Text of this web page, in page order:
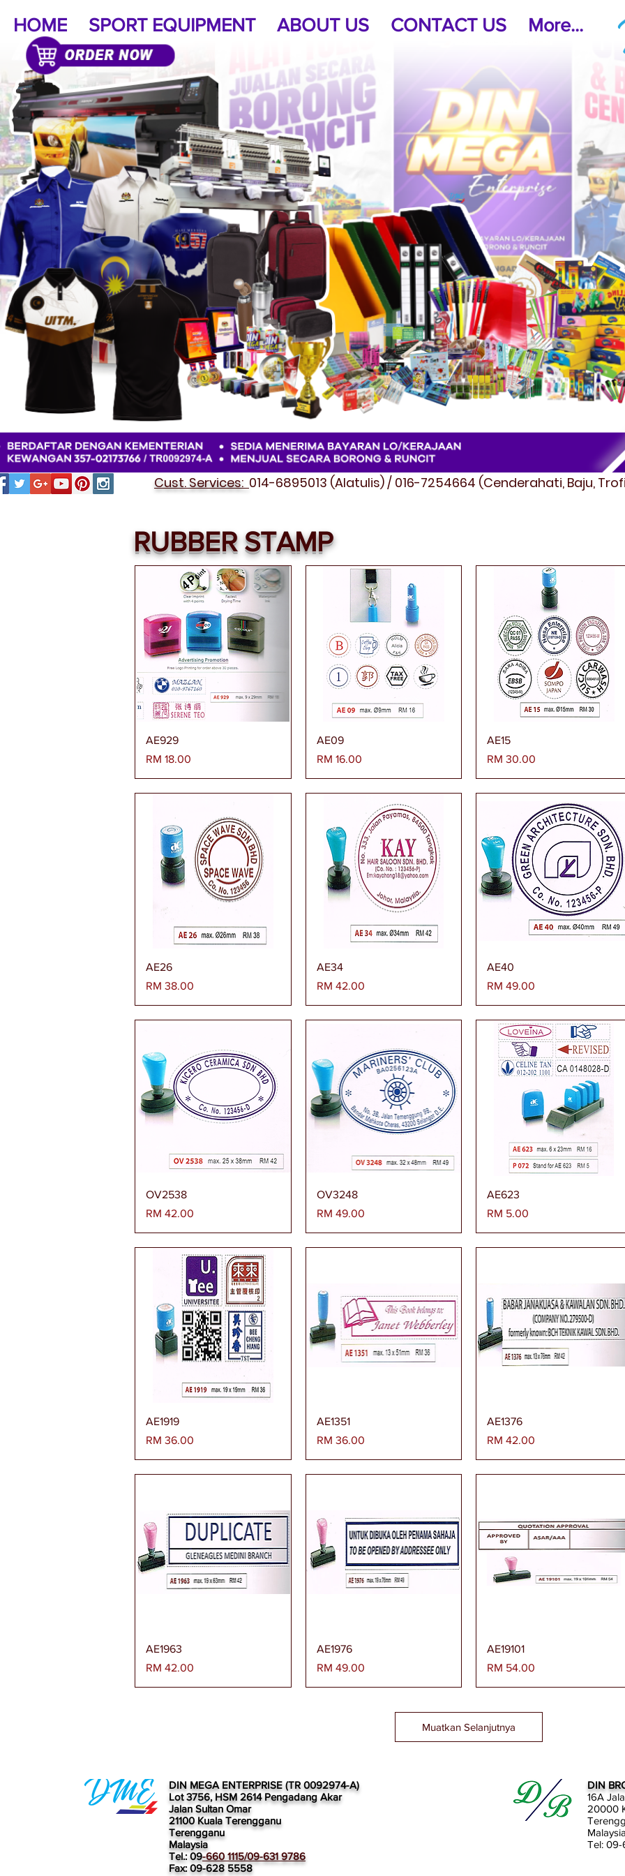
HOME SPORT EQUIPMENT ABOUT US CONTACT US More...
Cust. Services: 014-6895013 (Alatulis) / 016-7254664 (Cenderahati, Baju,
AE929
Harga
RM 18.00
AE09
Harga
RM 16.00
AE15
Harga
RM 30.00
AE26
Harga
RM 38.00
AE34
Harga
RM 42.00
AE40
Harga
RM 49.00
Paparan Segera
OV2538
Harga
RM 42.00
Paparan Segera
OV3248
Harga
RM 49.00
AE623
Harga
RM 5.00
Paparan Segera
AE1919
Harga
RM 36.00
Paparan Segera
AE1351
Harga
RM 36.00
Paparan Segera
AE1376
Harga
RM 42.00
Paparan Segera
AE1963
Harga
RM 42.00
Paparan Segera
AE1976
Harga
RM 49.00
Paparan Segera
AE19101
Harga
RM 54.00
Muatkan Selanjutnya
RUBBER STAMP
DIN MEGA ENTERPRISE (TR 0092974-A)
Lot 3756, HSM 2614 Pengadang Akar
Jalan Sultan Omar
21100 Kuala Terengganu
Terengganu
Malaysia
Tel.: 09-660 1115/09-631 9786
Fax: 09-628 5558
DIN
16A
20000
Malaysia
Tel: 09-